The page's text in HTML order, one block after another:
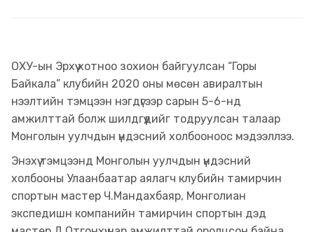
ОХУ-ын Эрхүү хотноо зохион байгуулсан “Горы
Байкала” клубийн 2020 оны мөсөн авиралтын
нээлтийн тэмцээн нэгдүгээр сарын 5-6-нд
амжилттай болж шилдгүүдийг тодруулсан талаар
Монголын уулчдын үндэсний холбооноос мэдээллээ.
Энэхүү тэмцээнд Монголын уулчдын үндэсний
холбооны Улаанбаатар аялагч клубийн тамирчин
спортын мастер Ч.Мандахбаяр, Монголиан
экспедишн компанийн тамирчин спортын дэд